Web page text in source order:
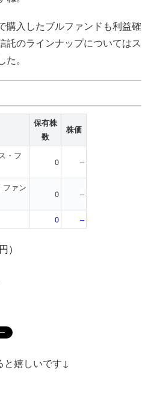
購入したブルファンドも利益確
託のラインナップについてはス
。
保有株
数
株価
・フ
0 –
ファン
0 –
0 –
）
と嬉しいです↓